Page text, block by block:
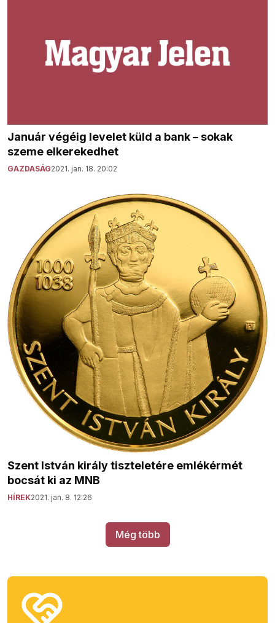
Január végéig levelet küld a bank – sokak
szeme elkerekedhet
GAZDASÁG2021. jan. 18. 20:02
Szent István király tiszteletére emlékérmét
bocsát ki az MNB
HÍREK2021. jan. 8. 12:26
Még több